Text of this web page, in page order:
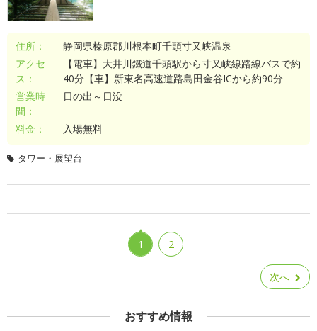
住所：
静岡県榛原郡川根本町千頭寸又峡温泉
アクセ
ス：
【電車】大井川鐵道千頭駅から寸又峡線路線バスで約
40分【車】新東名高速道路島田金谷ICから約90分
営業時
間：
日の出～日没
料金： 入場無料
タワー・展望台
1 2
次へ
おすすめ情報